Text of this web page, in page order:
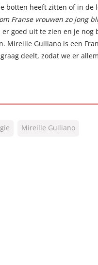
botten heeft zitten of in
Franse vrouwen zo jong
goed uit te zien en je nog
Mireille Guiliano is een
deelt, zodat we er
770
Mireille Guiliano